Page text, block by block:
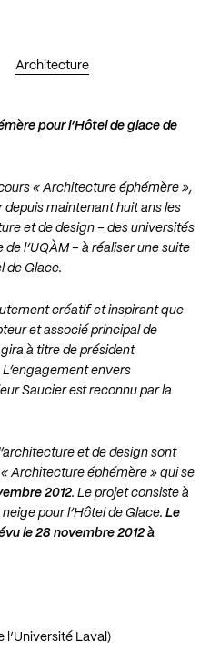
Architecture
pour l’Hôtel de glace de
« Architecture éphémère »,
depuis maintenant huit ans les
et de design – des universités
l’UQÀM – à réaliser une suite
de Glace.
créatif et inspirant que
et associé principal de
à titre de président
envers
Saucier est reconnu par la
et de design sont
Architecture éphémère » qui se
2012. Le projet consiste à
pour l’Hôtel de Glace. Le
le 28 novembre 2012 à
l’Université Laval)